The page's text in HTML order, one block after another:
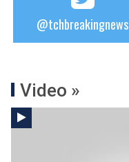
@tchbreakingnews
Video »